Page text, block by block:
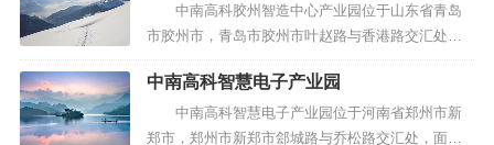
时候关门，什么时候开门，几点营业，什么时候营
业)：...
中南高科胶州智造中心产业园位于山东省青岛
市胶州市，青岛市胶州市叶赵路与香港路交汇处往
北150米路西，本数据来自前瞻产业研究院产业园区
数据库，前瞻产业研究院20年持续聚焦全国细分产
业研究、产业规划、产业园区规划、产业地产规
划、特色小镇规划、产业新城规划及产业园区招商
中南高科智慧电子产业园
中南高科智慧电子产业园位于河南省郑州市新
郑市，郑州市新郑市郐城路与乔松路交汇处，面积